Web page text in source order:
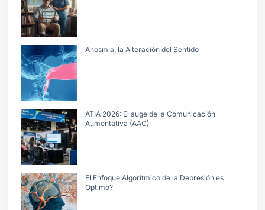
Anosmia, la Alteraciòn del Sentido
ATIA 2026: El auge de la Comunicación
Aumentativa (AAC)
El Enfoque Algorítmico de la Depresión es
Optimo?